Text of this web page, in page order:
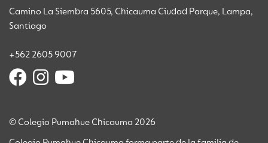
Camino La Siembra 5605, Chicauma Ciudad Parque, Lampa,
Santiago
+562 2605 9007
© Colegio Pumahue Chicauma 2026